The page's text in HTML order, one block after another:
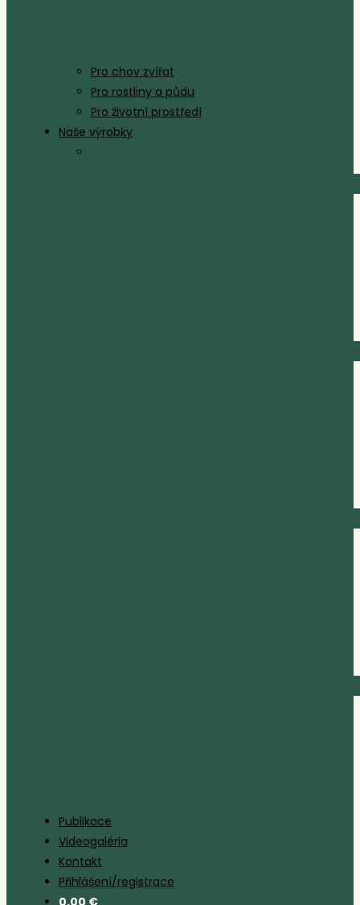
Pro chov zvířat
Pro rostliny a půdu
Pro životní prostředí
Naše výrobky
Publikace
Videogaléria
Kontakt
Přihlášení/registrace
0,00 €